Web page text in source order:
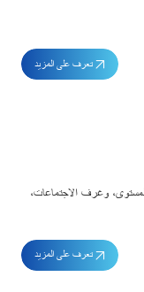
تعرف على المزيد
وغرف الاجتماعات،
تعرف على المزيد